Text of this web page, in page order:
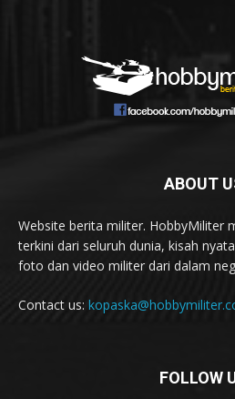
ABOUT
Website berita militer. HobbyMiliter
terkini dari seluruh dunia, kisah
foto dan video militer dari dalam
Contact us:
FOLLOW